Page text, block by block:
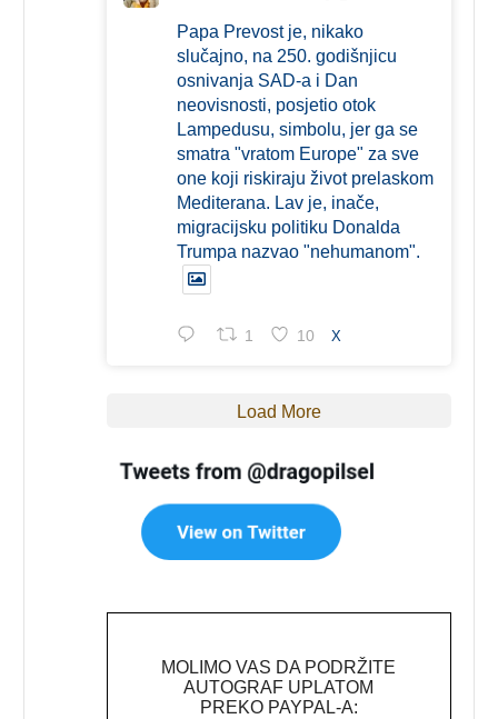
Papa Prevost je, nikako
slučajno, na 250. godišnjicu
osnivanja SAD-a i Dan
neovisnosti, posjetio otok
Lampedusu, simbolu, jer ga se
smatra "vratom Europe" za sve
one koji riskiraju život prelaskom
Mediterana. Lav je, inače,
migracijsku politiku Donalda
Trumpa nazvao "nehumanom".
1 10 X
Load More
MOLIMO VAS DA PODRŽITE
AUTOGRAF UPLATOM
PREKO PAYPAL-A: